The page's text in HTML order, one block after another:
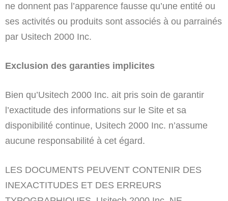
ne donnent pas l’apparence fausse qu’une entité ou
ses activités ou produits sont associés à ou parrainés
par Usitech 2000 Inc.
Exclusion des garanties implicites
Bien qu’Usitech 2000 Inc. ait pris soin de garantir
l’exactitude des informations sur le Site et sa
disponibilité continue, Usitech 2000 Inc. n’assume
aucune responsabilité à cet égard.
LES DOCUMENTS PEUVENT CONTENIR DES
INEXACTITUDES ET DES ERREURS